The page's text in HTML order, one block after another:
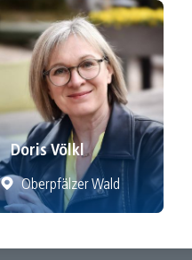
Doris Völkl
Oberpfälzer Wald